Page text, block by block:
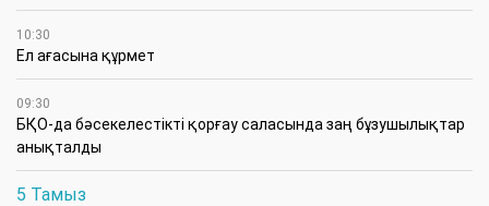
10:30
Ел ағасына құрмет
09:30
БҚО-да бәсекелестікті қорғау саласында заң бұзушылықтар
анықталды
5 Тамыз